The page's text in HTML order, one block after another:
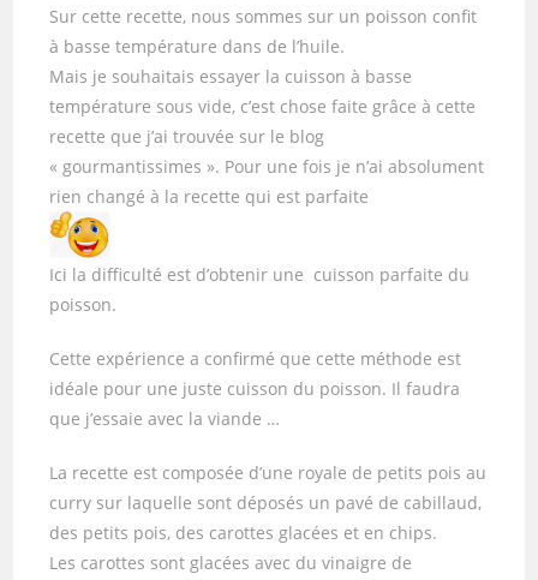
Sur cette recette, nous sommes sur un poisson confit
à basse température dans de l’huile.
Mais je souhaitais essayer la cuisson à basse
température sous vide, c’est chose faite grâce à cette
recette que j’ai trouvée sur le blog
« gourmantissimes ». Pour une fois je n’ai absolument
rien changé à la recette qui est parfaite
Ici la difficulté est d’obtenir une cuisson parfaite du
poisson.
Cette expérience a confirmé que cette méthode est
idéale pour une juste cuisson du poisson. Il faudra
que j’essaie avec la viande …
La recette est composée d’une royale de petits pois au
curry sur laquelle sont déposés un pavé de cabillaud,
des petits pois, des carottes glacées et en chips.
Les carottes sont glacées avec du vinaigre de